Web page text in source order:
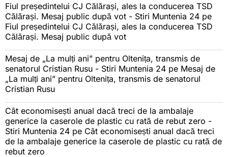
Fiul președintelui CJ Călărași, ales la conducerea TSD
Călărași. Mesaj public după vot - Stiri Muntenia 24 pe
Fiul președintelui CJ Călărași, ales la conducerea TSD
Călărași. Mesaj public după vot
Mesaj de „La mulți ani” pentru Oltenița, transmis de
senatorul Cristian Rusu - Stiri Muntenia 24 pe Mesaj de
„La mulți ani” pentru Oltenița, transmis de senatorul
Cristian Rusu
Cât economisești anual dacă treci de la ambalaje
generice la caserole de plastic cu rată de rebut zero -
Stiri Muntenia 24 pe Cât economisești anual dacă treci
de la ambalaje generice la caserole de plastic cu rată de
rebut zero